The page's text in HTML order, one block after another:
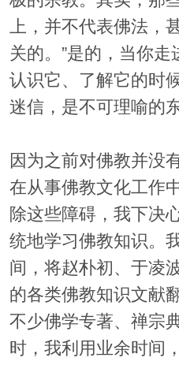
上，并不代表佛法，
关的。”是的，当你
认识它、了解它的时
迷信，是不可理喻的
因为之前对佛教并没
在从事佛教文化工作
除这些障碍，我下决
统地学习佛教知识。
间，将赵朴初、于凌
的各类佛教知识文献
不少佛学专著、禅宗
时，我利用业余时间